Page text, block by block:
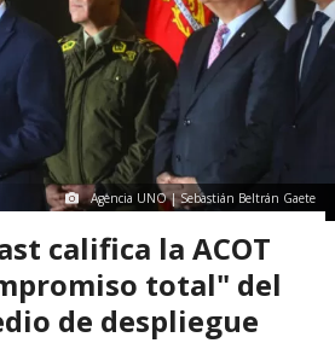
Agencia UNO | Sebastián Beltrán Gaete
califica la ACOT
total" del
de despliegue